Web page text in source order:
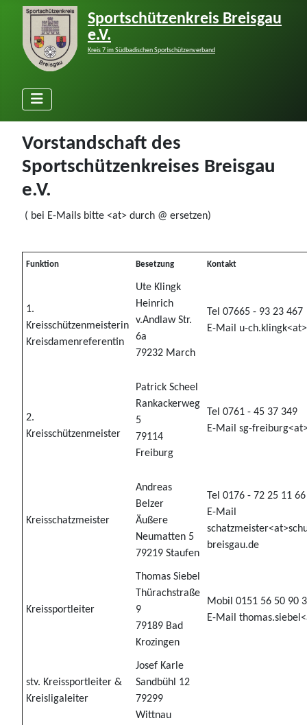
Sportschützenkreis Breisgau
e.V.
Kreis 7 im Südbadischen Sportschützenverband
Vorstandschaft des
Sportschützenkreises Breisgau
e.V.
( bei E-Mails bitte <at> durch @ ersetzen)
Funktion Besetzung Kontakt
1.
Kreisschützenmeisterin
Kreisdamenreferentin
Ute Klingk
Heinrich
v.Andlaw Str.
6a
79232 March
Tel 07665 - 93 23 467
E-Mail u-
2.
Kreisschützenmeister
Patrick Scheel
Rankackerweg
5
79114
Freiburg
Tel 0761 - 45 37 349
E-Mail sg-
Kreisschatzmeister
Andreas
Belzer
Äußere
Neumatten 5
79219 Staufen
Tel 0176 - 72 25 11 66
E-Mail
breisgau.de
Kreissportleiter
Thomas Siebel
Thürachstraße
9
79189 Bad
Krozingen
Mobil 0151 56 50 90
E-Mail
stv. Kreissportleiter &
Kreisligaleiter
Josef Karle
Sandbühl 12
79299
Wittnau